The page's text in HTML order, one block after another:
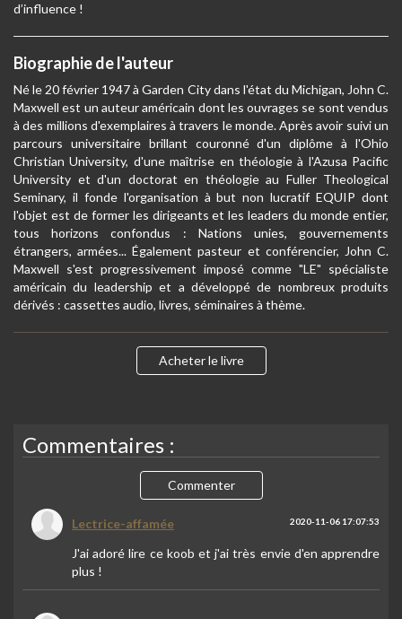
d’influence !
Biographie de l'auteur
Né le 20 février 1947 à Garden City dans l'état du Michigan, John C.
Maxwell est un auteur américain dont les ouvrages se sont vendus
à des millions d'exemplaires à travers le monde. Après avoir suivi un
parcours universitaire brillant couronné d'un diplôme à l'Ohio
Christian University, d'une maîtrise en théologie à l'Azusa Pacific
University et d'un doctorat en théologie au Fuller Theological
Seminary, il fonde l'organisation à but non lucratif EQUIP dont
l'objet est de former les dirigeants et les leaders du monde entier,
tous horizons confondus : Nations unies, gouvernements
étrangers, armées... Également pasteur et conférencier, John C.
Maxwell s'est progressivement imposé comme "LE" spécialiste
américain du leadership et a développé de nombreux produits
dérivés : cassettes audio, livres, séminaires à thème.
Acheter le livre
Commentaires :
Commenter
Lectrice-affamée 2020-11-06 17:07:53
J'ai adoré lire ce koob et j'ai très envie d'en apprendre
plus !